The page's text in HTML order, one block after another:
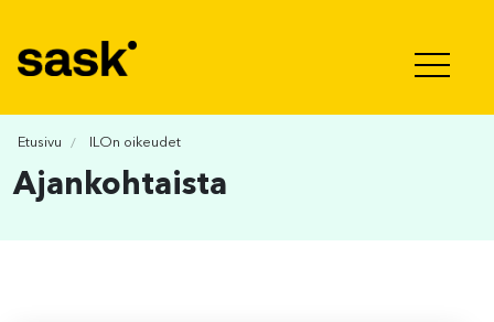
Etusivu ILOn oikeudet
Ajankohtaista